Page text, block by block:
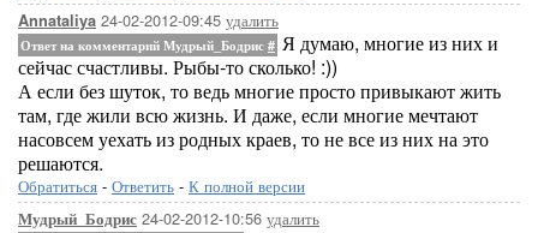
Annataliya 24-02-2012-09:45 удалить
Ответ на комментарий Мудрый_Бодрис # Я думаю, многие из них и
сейчас счастливы. Рыбы-то сколько! :))
А если без шуток, то ведь многие просто привыкают жить
там, где жили всю жизнь. И даже, если многие мечтают
насовсем уехать из родных краев, то не все из них на это
решаются.
Обратиться - Ответить - К полной версии
Мудрый_Бодрис 24-02-2012-10:56 удалить